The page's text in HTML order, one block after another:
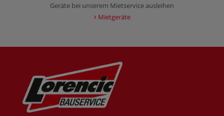
Geräte bei unserem Mietservice ausleihen
Mietgeräte